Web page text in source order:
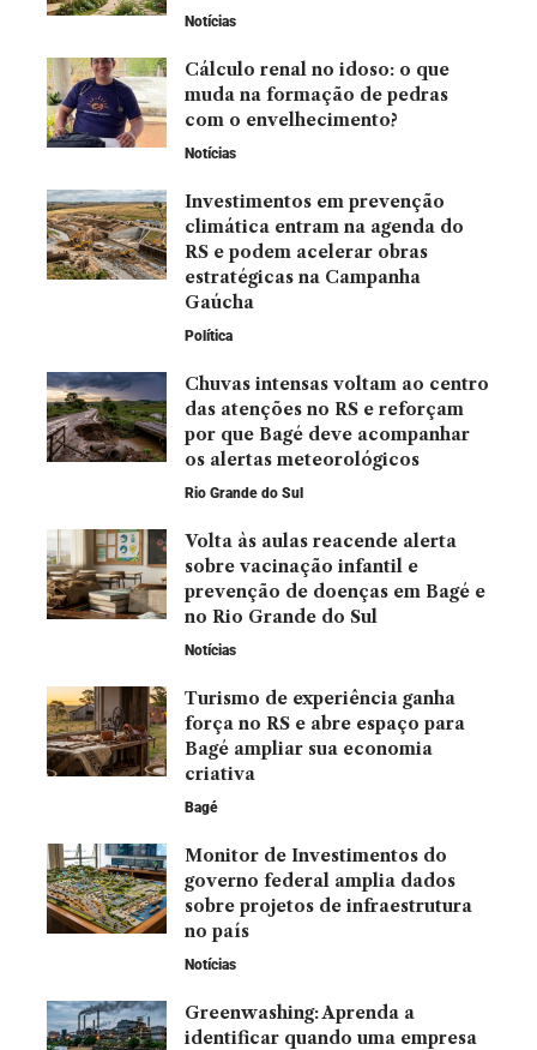
Notícias
Cálculo renal no idoso: o que
muda na formação de pedras
com o envelhecimento?
Notícias
Investimentos em prevenção
climática entram na agenda do
RS e podem acelerar obras
estratégicas na Campanha
Gaúcha
Política
Chuvas intensas voltam ao centro
das atenções no RS e reforçam
por que Bagé deve acompanhar
os alertas meteorológicos
Rio Grande do Sul
Volta às aulas reacende alerta
sobre vacinação infantil e
prevenção de doenças em Bagé e
no Rio Grande do Sul
Notícias
Turismo de experiência ganha
força no RS e abre espaço para
Bagé ampliar sua economia
criativa
Bagé
Monitor de Investimentos do
governo federal amplia dados
sobre projetos de infraestrutura
no país
Notícias
Greenwashing: Aprenda a
identificar quando uma empresa